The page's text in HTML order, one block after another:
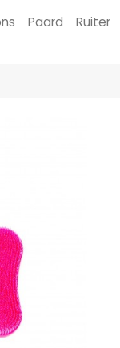
Paard Ruiter